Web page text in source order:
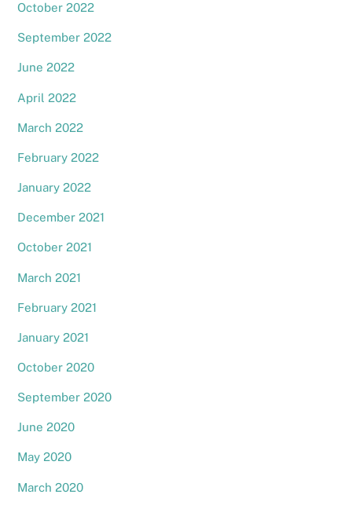
October 2022
September 2022
June 2022
April 2022
March 2022
February 2022
January 2022
December 2021
October 2021
March 2021
February 2021
January 2021
October 2020
September 2020
June 2020
May 2020
March 2020